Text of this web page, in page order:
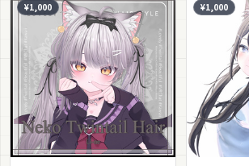
¥1,000 ¥1,000